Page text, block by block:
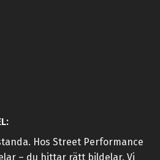
Hos Street Performance
– du hittar rätt bildelar. Vi